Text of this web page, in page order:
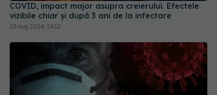
COVID, impact major asupra creierului. Efectele
vizibile chiar și după 3 ani de la infectare
03 aug 2024, 14:12